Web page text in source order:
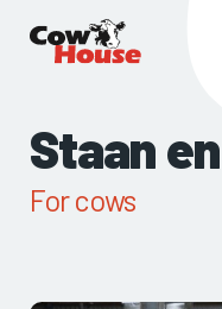
Staan
For cows